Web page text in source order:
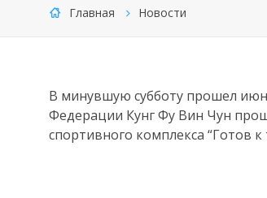
Главная Новости
В минувшую субботу прошел
Федерации Кунг Фу Вин Чун
спортивного комплекса “Готов к